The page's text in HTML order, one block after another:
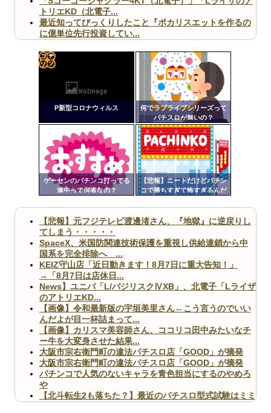
トリエKD（北電子...
最近知ってびっくりしたこと『ポカリスエットを作るの
に億単位先行投資してい...
ますｗ」←これどうす...
【閲覧注意】俺が近くにいると機械が壊れるんだけどさ
【画像】ペプシコーラ社、「こういうのでいいんだよ」
な新商品を発売
Powered by livedoor 相互RSS
P新型コロナウィルス
何でラブライブシリーズって
パチスロが無いの？
ゲーセンのパチンコ打ってる
連中って何者なの？
【悲報】ニートだけどパチン
コで勝ちすぎて怖すぎるんだ
ンク
自動
更新
ツー
【悲報】元フジテレビ渡邊渚さん、『地獄』に逆戻りし
てしまう・・・・・
SpaceX、米国防関連技術保護を重視し供給連鎖から中
国系を完全排除へ ...
KEIZ守山店「近日動きます！8月7日に重大告知！」
→「8月7日は店休日...
News】ユニバ「L/バジリスクⅣXB」、北電子「Lライザ
のアトリエKD...
【画像】令和最新版の宇垣美里さん←こう言うのでいい
んだよが目一杯詰まって...
【画像】カリスマ美容師さん、ココリコ田中みたいなチ
ー牛を大変身させた結果...
大阪市宗右衛門町の違法パチスロ店「GOOD」が摘発
大阪市宗右衛門町の違法パチスロ店「GOOD」が摘発
パチンコで人気のないキャラを青色担当にするのやめろ
や
【北斗転生2も落ちた？】最近のパチスロ型式試験はミミ